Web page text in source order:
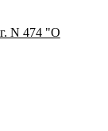
N 474 "О